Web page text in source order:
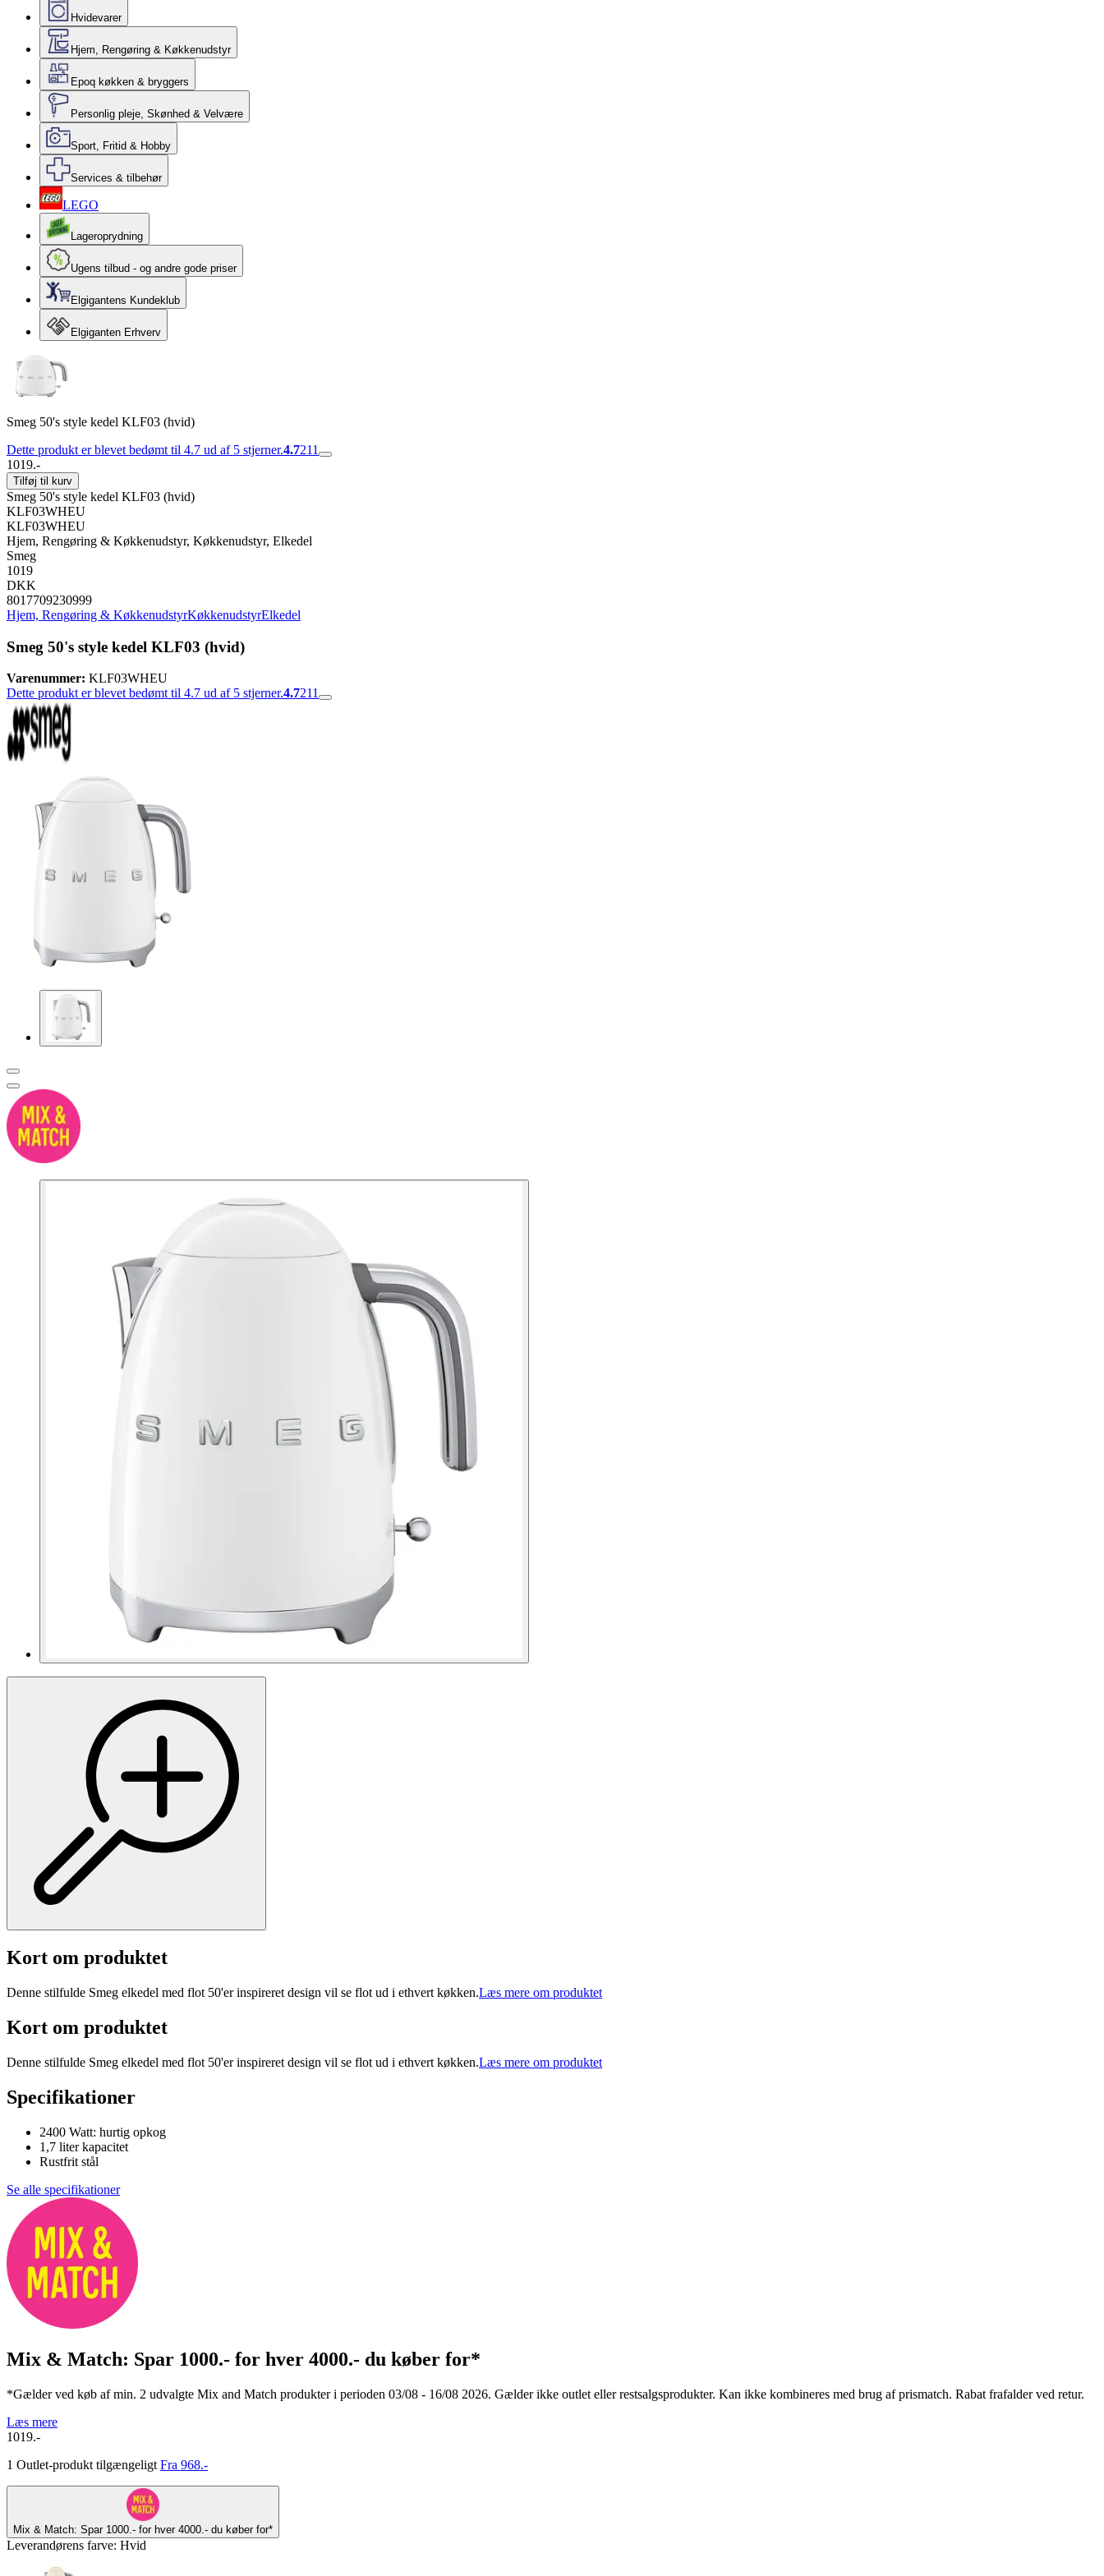
Hvidevarer
Hjem, Rengøring & Køkkenudstyr
Epoq køkken & bryggers
Personlig pleje, Skønhed & Velvære
Sport, Fritid & Hobby
Services & tilbehør
LEGO
Lageroprydning
Ugens tilbud - og andre gode priser
Elgigantens Kundeklub
Elgiganten Erhverv
Smeg 50's style kedel KLF03 (hvid)
Dette produkt er blevet bedømt til 4.7 ud af 5 stjerner.4.7211
1019.-
Tilføj til kurv
Smeg 50's style kedel KLF03 (hvid)
KLF03WHEU
KLF03WHEU
Hjem, Rengøring & Køkkenudstyr, Køkkenudstyr, Elkedel
Smeg
1019
DKK
8017709230999
Hjem, Rengøring & KøkkenudstyrKøkkenudstyrElkedel
Smeg 50's style kedel KLF03 (hvid)
Varenummer: KLF03WHEU
Dette produkt er blevet bedømt til 4.7 ud af 5 stjerner.4.7211
Kort om produktet
Denne stilfulde Smeg elkedel med flot 50'er inspireret design vil se flot ud i ethvert køkken.Læs mere om produktet
Kort om produktet
Denne stilfulde Smeg elkedel med flot 50'er inspireret design vil se flot ud i ethvert køkken.Læs mere om produktet
Specifikationer
2400 Watt: hurtig opkog
1,7 liter kapacitet
Rustfrit stål
Se alle specifikationer
Mix & Match: Spar 1000.- for hver 4000.- du køber for*
*Gælder ved køb af min. 2 udvalgte Mix and Match produkter i perioden 03/08 - 16/08 2026. Gælder ikke outlet eller restsalgsprodukter. Kan ikke kombineres med brug af prismatch. Rabat frafalder ved retur.
Læs mere
1019.-
1 Outlet-produkt tilgængeligt Fra 968.-
Mix & Match: Spar 1000.- for hver 4000.- du køber for*
Leverandørens farve: Hvid